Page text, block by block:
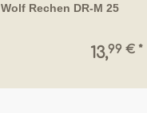
Wolf Rechen DR-M 25
13,99 € *